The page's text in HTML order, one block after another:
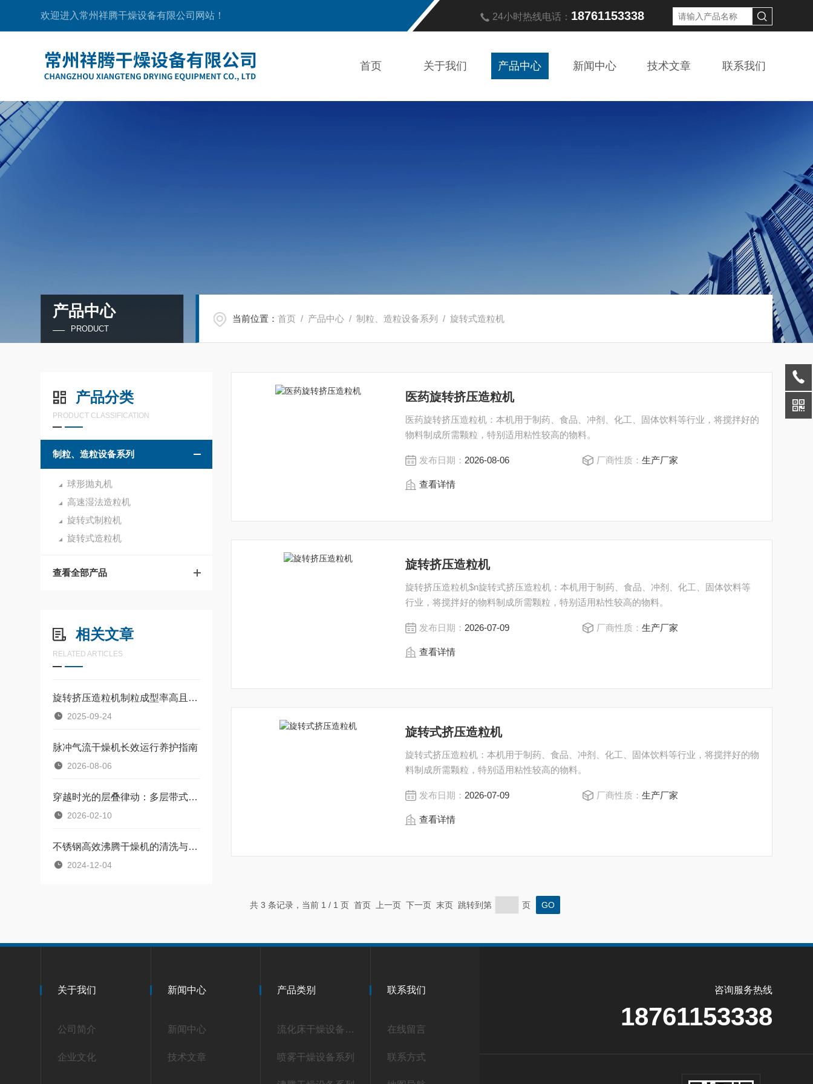
欢迎进入常州祥腾干燥设备有限公司网站！ 24小时热线电话： 18761153338
首页 关于我们 产品中心 新闻中心 技术文章 联系我们
产品中心
PRODUCT
当前位置：首页 / 产品中心 /制粒、造粒设备系列 /旋转式造粒机
产品分类
PRODUCT CLASSIFICATION
制粒、造粒设备系列
球形抛丸机
高速湿法造粒机
旋转式制粒机
旋转式造粒机
查看全部产品
相关文章
RELATED ARTICLES
旋转挤压造粒机制粒成型率高且颗粒美观
2025-09-24
脉冲气流干燥机长效运行养护指南
2026-08-06
穿越时光的层叠律动：多层带式干燥机重塑连续化生产维度
2026-02-10
不锈钢高效沸腾干燥机的清洗与维护方法
2024-12-04
医药旋转挤压造粒机
医药旋转挤压造粒机：本机用于制药、食品、冲剂、化工、固体饮料等行业，将搅拌好的
物料制成所需颗粒，特别适用粘性较高的物料。
发布日期： 2026-08-06 厂商性质： 生产厂家
查看详情
旋转挤压造粒机
旋转挤压造粒机$n旋转式挤压造粒机：本机用于制药、食品、冲剂、化工、固体饮料等
行业，将搅拌好的物料制成所需颗粒，特别适用粘性较高的物料。
发布日期： 2026-07-09 厂商性质： 生产厂家
查看详情
旋转式挤压造粒机
旋转式挤压造粒机：本机用于制药、食品、冲剂、化工、固体饮料等行业，将搅拌好的物
料制成所需颗粒，特别适用粘性较高的物料。
发布日期： 2026-07-09 厂商性质： 生产厂家
查看详情
共 3 条记录，当前 1 / 1 页 首页 上一页 下一页 末页 跳转到第 页
关于我们
公司简介
企业文化
新闻中心
新闻中心
技术文章
产品类别
流化床干燥设备系列
喷雾干燥设备系列
联系我们
在线留言
联系方式
咨询服务热线
18761153338